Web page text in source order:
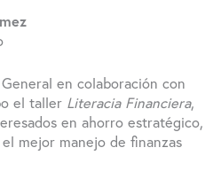
en colaboración con
el taller Literacia Financiera,
en ahorro estratégico,
mejor manejo de finanzas